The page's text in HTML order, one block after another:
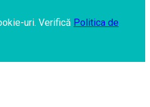
uri. Verifică Politica de